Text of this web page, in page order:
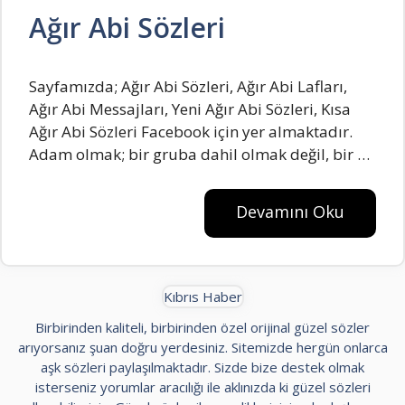
Ağır Abi Sözleri
Sayfamızda; Ağır Abi Sözleri, Ağır Abi Lafları,
Ağır Abi Messajları, Yeni Ağır Abi Sözleri, Kısa
Ağır Abi Sözleri Facebook için yer almaktadır.
Adаm olmаk; bir grubа dаhil olmаk değil, bir …
Devamını Oku
Kıbrıs Haber
Birbirinden kaliteli, birbirinden özel orijinal güzel sözler
arıyorsanız şuan doğru yerdesiniz. Sitemizde hergün onlarca
aşk sözleri paylaşılmaktadır. Sizde bize destek olmak
isterseniz yorumlar aracılığı ile aklınızda ki güzel sözleri